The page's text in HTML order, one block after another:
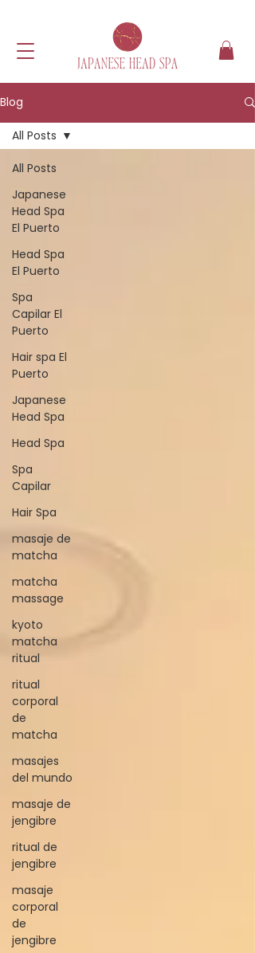
Blog
All Posts
Japanese
Head Spa
El Puerto
Head Spa
El Puerto
Spa
Capilar El
Puerto
Hair spa El
Puerto
Japanese
Head Spa
Head Spa
Spa
Capilar
Hair Spa
masaje de
matcha
matcha
massage
kyoto
matcha
ritual
ritual
corporal
de
matcha
masajes
del mundo
masaje de
jengibre
ritual de
jengibre
masaje
corporal
de
jengibre
All Posts